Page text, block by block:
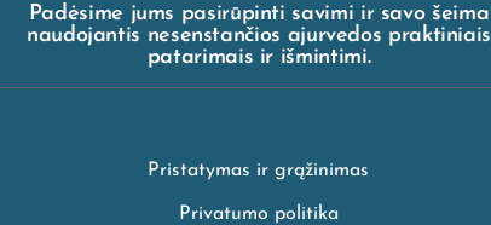
Padėsime jums pasirūpinti savimi ir savo šeima
naudojantis nesenstančios ajurvedos praktiniais
patarimais ir išmintimi.
Pristatymas ir grąžinimas
Privatumo politika